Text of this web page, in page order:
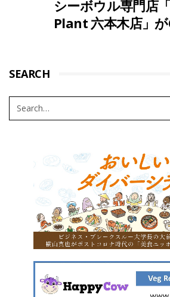
シーボウル専門店
Plant 六本木店」が
SEARCH